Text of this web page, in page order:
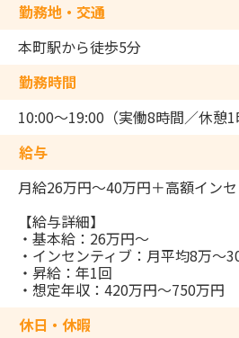
勤務地・交通
本町駅から徒歩5分
勤務時間
10:00～19:00（実働8時間／休憩1
給与
月給26万円～40万円＋高額イン
【給与詳細】
・基本給：26万円～
・インセンティブ：月平均8万～
・昇給：年1回
・想定年収：420万円～750万円
休日・休暇